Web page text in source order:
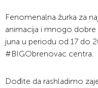
Fenomenalna žurka za
animacija i mnogo
juna u periodu od 17 do
#BIGObrenovac centra.
Dođite da rashladimo